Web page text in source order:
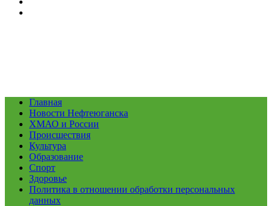
Главная
Новости Нефтеюганска
ХМАО и России
Происшествия
Культура
Образование
Спорт
Здоровье
Политика в отношении обработки персональных
данных